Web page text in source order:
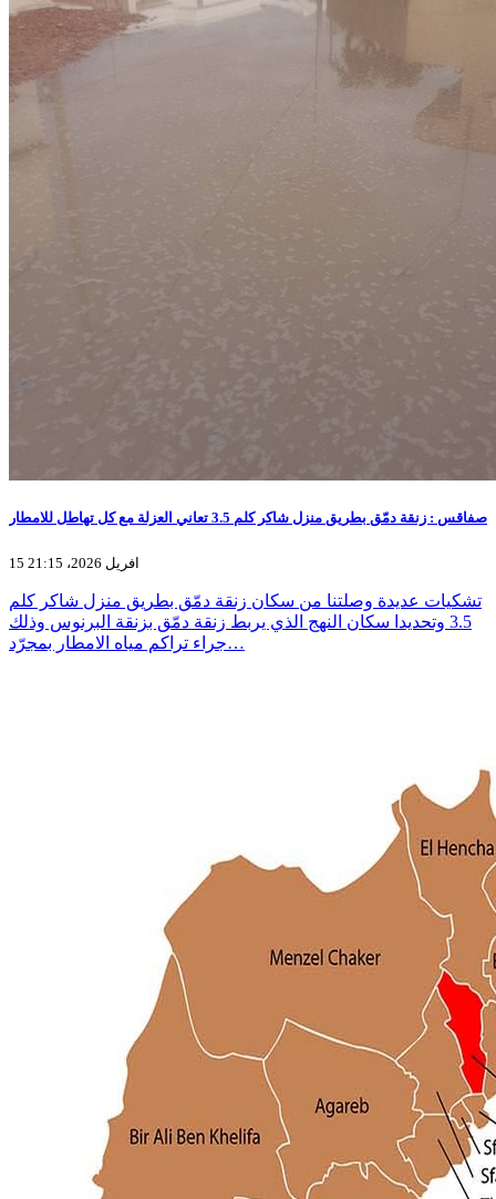
صفاقس : زنقة دمّق بطريق منزل شاكر كلم 3.5 تعاني العزلة مع كل تهاطل للامطار
15 افريل 2026، 21:15
تشكيات عديدة وصلتنا من سكان زنقة دمّق بطريق منزل شاكر كلم
3.5 وتحديدا سكان النهج الذي يربط زنقة دمّق بزنقة البرنوس وذلك
جراء تراكم مياه الامطار بمجرّد…